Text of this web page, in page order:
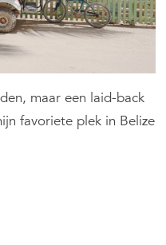
maar een laid-back
favoriete plek in Belize